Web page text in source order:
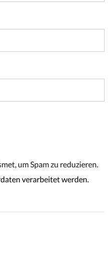
um Spam zu reduzieren.
verarbeitet werden.